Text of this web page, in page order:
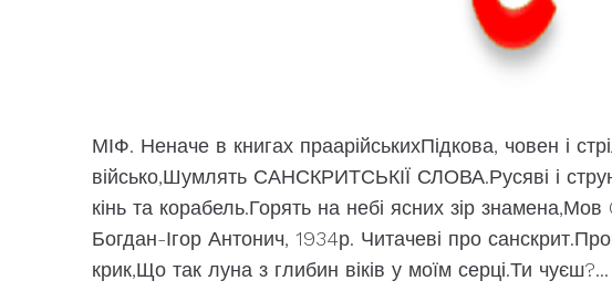
МІФ. Неначе в книгах праарійськихПідкова, човен і
військо,Шумлять САНСКРИТСЬКІЇ СЛОВА.Русяві і
кінь та корабель.Горять на небі ясних зір
Богдан-Ігор Антонич, 1934р. Читачеві про
крик,Що так луна з глибин віків у моїм серці.Ти чуєш?...